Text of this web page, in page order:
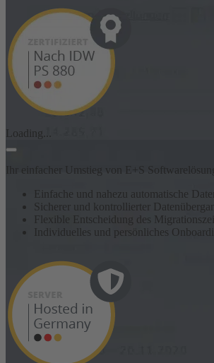
Loading...
Ihr einfacher Umstieg von E+S
Einfache und nahezu automatische
Sicherer und kontrollierter
Flexible Entscheidung des
Individuelles und persönliches